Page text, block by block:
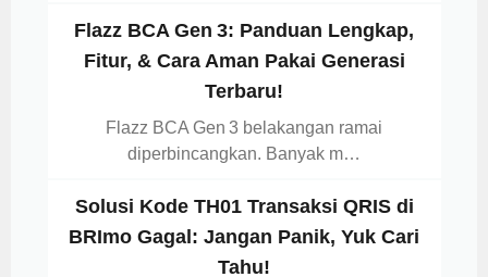
Flazz BCA Gen 3: Panduan Lengkap,
Fitur, & Cara Aman Pakai Generasi
Terbaru!
Flazz BCA Gen 3 belakangan ramai
diperbincangkan. Banyak m…
Solusi Kode TH01 Transaksi QRIS di
BRImo Gagal: Jangan Panik, Yuk Cari
Tahu!